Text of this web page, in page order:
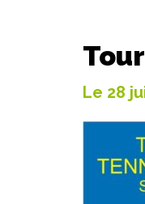
Le 28